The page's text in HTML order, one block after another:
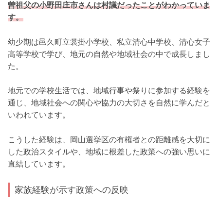
曽祖父の小野田庄市さんは村議だったことがわかっていま
す。
幼少期は邑久町立裳掛小学校、私立清心中学校、清心女子
高等学校で学び、地元の自然や地域社会の中で成長しまし
た。
地元での学校生活では、地域行事や祭りに参加する経験を
通じ、地域社会への関心や協力の大切さを自然に学んだと
いわれています。
こうした経験は、岡山選挙区の有権者との距離感を大切に
した政治スタイルや、地域に根差した政策への強い思いに
直結しています。
家族経験が示す政策への反映